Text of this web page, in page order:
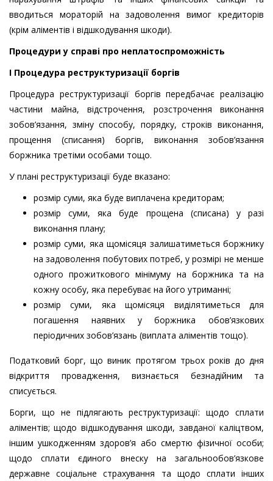
вводиться мораторій на задоволення вимог кредиторів
(крім аліментів і відшкодування шкоди).
Процедури у справі про неплатоспроможність
І Процедура реструктуризації боргів
Процедура реструктуризації боргів передбачає реалізацію
частини майна, відстрочення, розстрочення виконання
зобов’язання, зміну способу, порядку, строків виконання,
прощення (списання) боргів, виконання зобов’язання
боржника третіми особами тощо.
У плані реструктуризації буде вказано:
розмір суми, яка буде виплачена кредиторам;
розмір суми, яка буде прощена (списана) у разі
виконання плану;
розмір суми, яка щомісяця залишатиметься боржнику
на задоволення побутових потреб, у розмірі не менше
одного прожиткового мінімуму на боржника та на
кожну особу, яка перебуває на його утриманні;
розмір суми, яка щомісяця виділятиметься для
погашення наявних у боржника обов’язкових
періодичних зобов’язань (виплата аліментів тощо).
Податковий борг, що виник протягом трьох років до дня
відкриття провадження, визнається безнадійним та
списується.
Борги, що не підлягають реструктуризації: щодо сплати
аліментів; щодо відшкодування шкоди, завданої каліцтвом,
іншим ушкодженням здоров’я або смертю фізичної особи;
щодо сплати єдиного внеску на загальнообов’язкове
державне соціальне страхування та щодо сплати інших